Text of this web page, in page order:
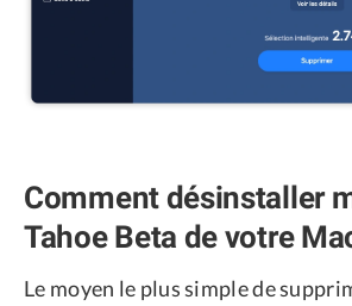
Comment désinstaller
Tahoe Beta de votre
Le moyen le plus simple de